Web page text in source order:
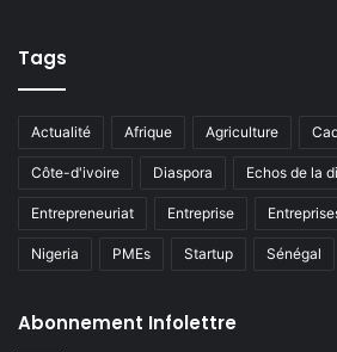
Tags
Actualité Afrique Agriculture
Côte-d'ivoire Diaspora Echos de la
Entrepreneuriat Entreprise
Nigeria PMEs Startup Sénégal
Abonnement Infolettre